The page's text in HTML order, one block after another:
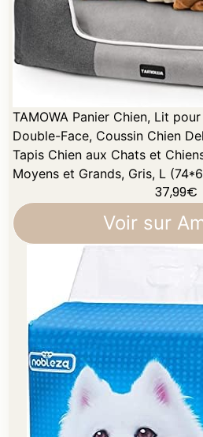
TAMOWA Panier Chien, Lit
Double-Face, Coussin Chien
Tapis Chien aux Chats et
Moyens et Grands, Gris, L
37,99€
Voir sur